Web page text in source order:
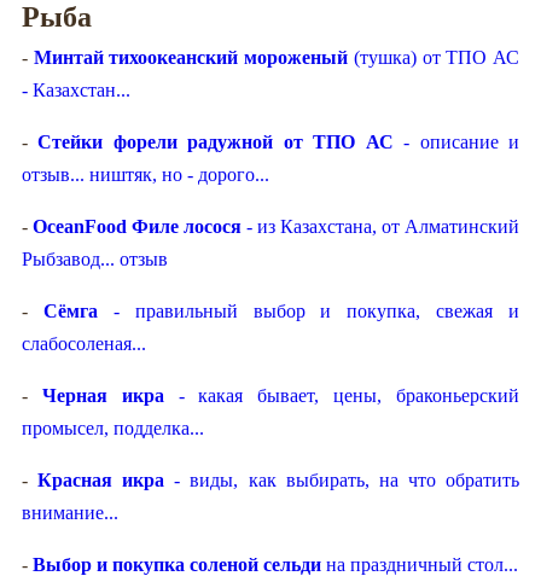
Рыба
- Минтай тихоокеанский мороженый (тушка) от ТПО АС
- Казахстан...
-Стейки форели радужной от ТПО АС - описание и
отзыв... ништяк, но - дорого...
- OceanFood Филе лосося- из Казахстана, от Алматинский
Рыбзавод... отзыв
- Сёмга - правильный выбор и покупка, свежая и
слабосоленая...
- Черная икра - какая бывает, цены, браконьерский
промысел, подделка...
-Красная икра - виды, как выбирать, на что обратить
внимание...
- Выбор и покупка соленой сельдина праздничный стол...